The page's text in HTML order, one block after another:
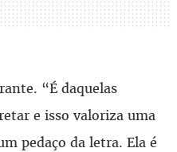
“É daquelas
e isso valoriza uma
pedaço da letra. Ela é